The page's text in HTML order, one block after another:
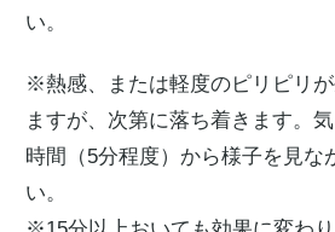
い。
※熱感、または軽度のピリピリ
ますが、次第に落ち着きます。
時間（5分程度）から様子を見な
い。